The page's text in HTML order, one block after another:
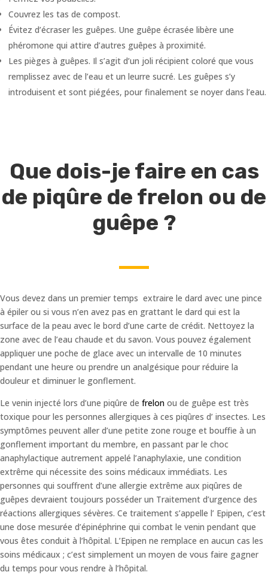
Couvrez les tas de compost.
Évitez d’écraser les guêpes. Une guêpe écrasée libère une
phéromone qui attire d’autres guêpes à proximité.
Les pièges à guêpes. Il s’agit d’un joli récipient coloré que vous
remplissez avec de l’eau et un leurre sucré. Les guêpes s’y
introduisent et sont piégées, pour finalement se noyer dans l’eau.
Que dois-je faire en cas
de piqûre de frelon ou de
guêpe ?
Vous devez dans un premier temps extraire le dard avec une pince
à épiler ou si vous n’en avez pas en grattant le dard qui est la
surface de la peau avec le bord d’une carte de crédit. Nettoyez la
zone avec de l’eau chaude et du savon. Vous pouvez également
appliquer une poche de glace avec un intervalle de 10 minutes
pendant une heure ou prendre un analgésique pour réduire la
douleur et diminuer le gonflement.
Le venin injecté lors d’une piqûre de frelon ou de guêpe est très
toxique pour les personnes allergiques à ces piqûres d’ insectes. Les
symptômes peuvent aller d’une petite zone rouge et bouffie à un
gonflement important du membre, en passant par le choc
anaphylactique autrement appelé l’anaphylaxie, une condition
extrême qui nécessite des soins médicaux immédiats. Les
personnes qui souffrent d’une allergie extrême aux piqûres de
guêpes devraient toujours posséder un Traitement d’urgence des
réactions allergiques sévères. Ce traitement s’appelle l’ Epipen, c’est
une dose mesurée d’épinéphrine qui combat le venin pendant que
vous êtes conduit à l’hôpital. L’Epipen ne remplace en aucun cas les
soins médicaux ; c’est simplement un moyen de vous faire gagner
du temps pour vous rendre à l’hôpital.